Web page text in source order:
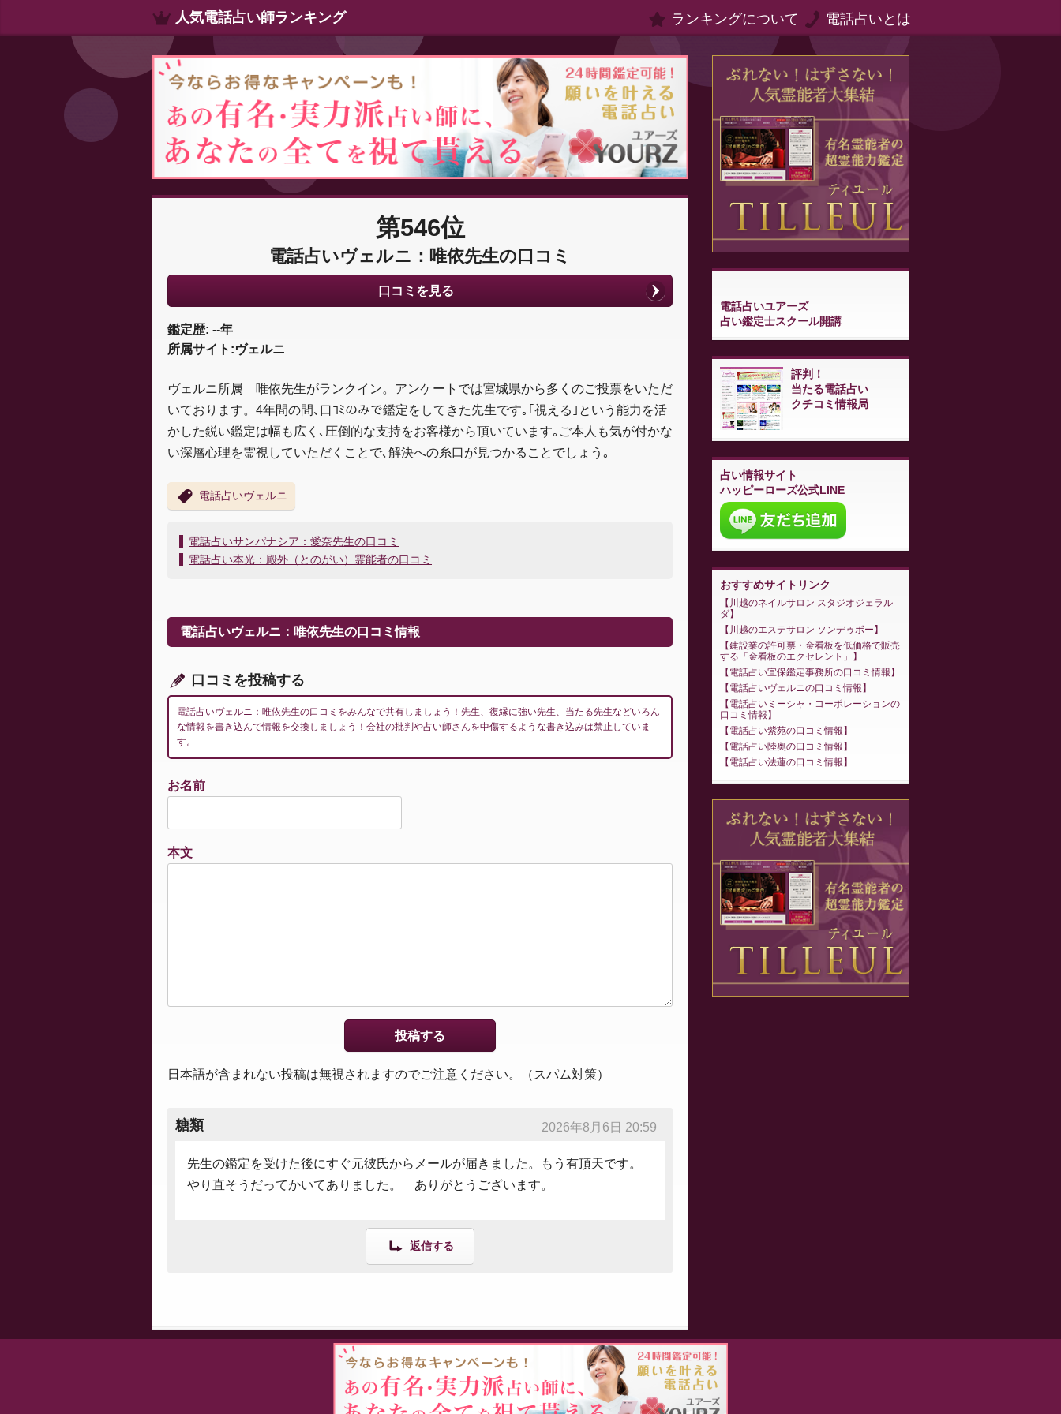
人気電話占い師ランキング ランキングについて 電話占いとは
第546位
電話占いヴェルニ：唯依先生の口コミ
口コミを見る
鑑定歴: --年
所属サイト:ヴェルニ
ヴェルニ所属 唯依先生がランクイン。アンケートでは宮城県から多くのご投票をいただ
いております。4年間の間､口ｺﾐのみで鑑定をしてきた先生です｡｢視える｣という能力を活
かした鋭い鑑定は幅も広く､圧倒的な支持をお客様から頂いています｡ご本人も気が付かな
い深層心理を霊視していただくことで､解決への糸口が見つかることでしょう｡
電話占いヴェルニ
投
稿
ー
シ
ン
電話占いサンパナシア：愛奈先生の口コミ
電話占い本光：殿外（とのがい）霊能者の口コミ
電話占いヴェルニ：唯依先生の口コミ情報
口コミを投稿する
電話占いヴェルニ：唯依先生の口コミをみんなで共有しましょう！先生、復縁に強い先生、当たる先生などいろん
な情報を書き込んで情報を交換しましょう！会社の批判や占い師さんを中傷するような書き込みは禁止していま
す。
お名前
本文
日本語が含まれない投稿は無視されますのでご注意ください。（スパム対策）
糖類 2026年8月6日 20:59
先生の鑑定を受けた後にすぐ元彼氏からメールが届きました。もう有頂天です。
やり直そうだってかいてありました。 ありがとうございます。
返信する
電話占いユアーズ
占い鑑定士スクール開講
評判！
当たる電話占い
クチコミ情報局
占い情報サイト
ハッピーローズ公式LINE
おすすめサイトリンク
川越のネイルサロン スタジオジェラル
ダ
川越のエステサロン ソンデゥボー
建設業の許可票・金看板を低価格で販売
する「金看板のエクセレント」
電話占い宜保鑑定事務所の口コミ情報
電話占いヴェルニの口コミ情報
電話占いミーシャ・コーポレーションの
口コミ情報
電話占い紫苑の口コミ情報
電話占い陸奥の口コミ情報
電話占い法蓮の口コミ情報